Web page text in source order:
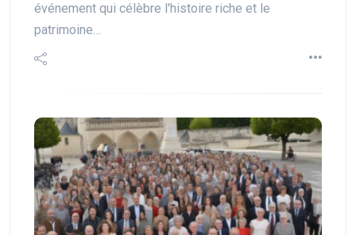
événement qui célèbre l'histoire riche et le
patrimoine…